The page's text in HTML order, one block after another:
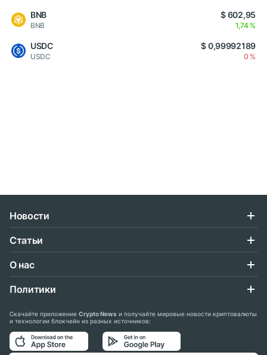
BNB
BNB
$ 602,95
1,74 %
USDC
USDC
$ 0,99992189
0 %
Новости
Статьи
О нас
Политики
Скачайте приложение Crypto News и получайте мировые новости криптовалюты
и технологии блокчейн из разных источников: